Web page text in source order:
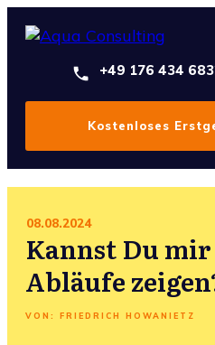
+49 176 434
Kostenloses
08.08.2024
Kannst Du
Abläufe
VON: FRIEDRICH HOWANIETZ